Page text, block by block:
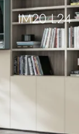
IM20 L24